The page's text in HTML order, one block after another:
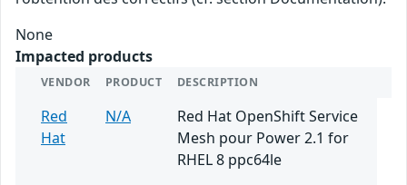
None
Impacted products
VENDOR PRODUCT DESCRIPTION
Red
Hat
N/A
Red Hat OpenShift Service
Mesh pour Power 2.1 for
RHEL 8 ppc64le